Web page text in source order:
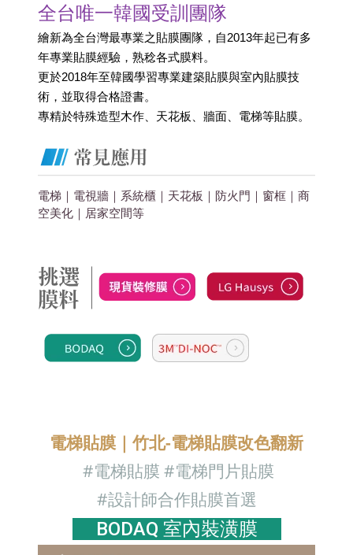
全台唯一韓國受訓團隊
繪新為全台灣最專業之貼膜團隊，自2013年起已有多
年專業貼膜經驗，熟稔各式膜料。
更於2018年至韓國學習專業建築貼膜與室內貼膜技
術，並取得合格證書。
專精於特殊造型木作、天花板、牆面、電梯等貼膜。
電梯｜電視牆｜系統櫃｜天花板｜防火門｜窗框｜商
空美化 ｜居家空間等
電梯貼膜｜竹北-電梯貼膜改色翻新
#電梯貼膜 #電梯門片貼膜
#設計師合作貼膜首選
BODAQ 室內裝潢膜